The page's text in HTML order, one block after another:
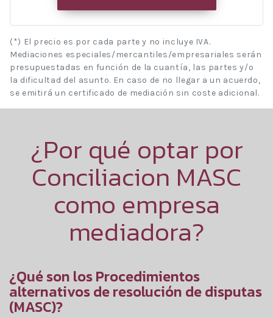
(*) El precio es por cada parte y no incluye IVA.
Mediaciones especiales/mercantiles/empresariales serán
presupuestadas en función de la cuantía, las partes y/o
la dificultad del asunto. En caso de no llegar a un acuerdo,
se emitirá un certificado de mediación sin coste adicional.
¿Por qué optar por
Conciliacion MASC
como empresa
mediadora?
¿Qué son los Procedimientos
alternativos de resolución de disputas
(MASC)?